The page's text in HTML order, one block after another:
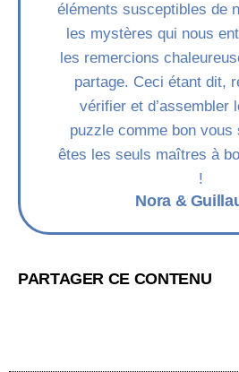
éléments susceptibles de
les mystères qui nous
les remercions
partage. Ceci étant dit,
vérifier et d’assembler
puzzle comme bon vous
êtes les seuls maîtres à
!
Nora &
PARTAGER CE CONTENU